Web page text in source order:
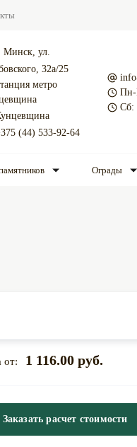
Минск, ул.
32а/25
(44) 533-92-64
Пн-
Сб:
Ограды
1 116.00 руб.
Заказать расчет стоимости